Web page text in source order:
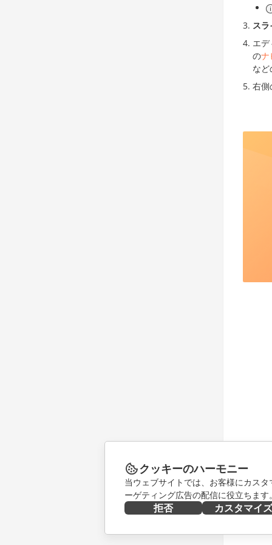
ス
エ
のナ
な
右側
クッキーのハーモニー
当ウェブサイトでは、お客様にカス
ーゲティング広告の配信に役立ちま
拒否 カスタマイズ